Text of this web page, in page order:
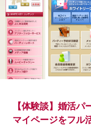
【体験談】婚活
マイページをフル